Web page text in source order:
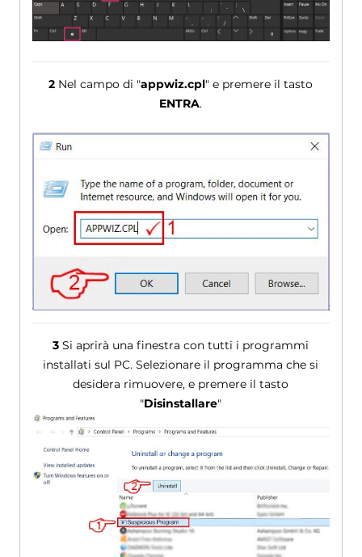
2 Nel campo di "appwiz.cpl" e premere il tasto
ENTRA.
3 Si aprirà una finestra con tutti i programmi
installati sul PC. Selezionare il programma che si
desidera rimuovere, e premere il tasto
"Disinstallare"